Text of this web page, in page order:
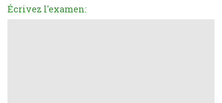
Écrivez l'examen: